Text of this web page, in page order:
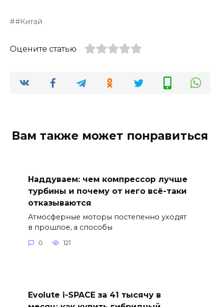
#Китай
Оцените статью
Вам также может понравиться
Наддуваем: чем компрессор лучше
турбины и почему от него всё-таки
отказываются
Атмосферные моторы постепенно уходят
в прошлое, а способы
0 121
Evolute i-SPACE за 41 тысячу в